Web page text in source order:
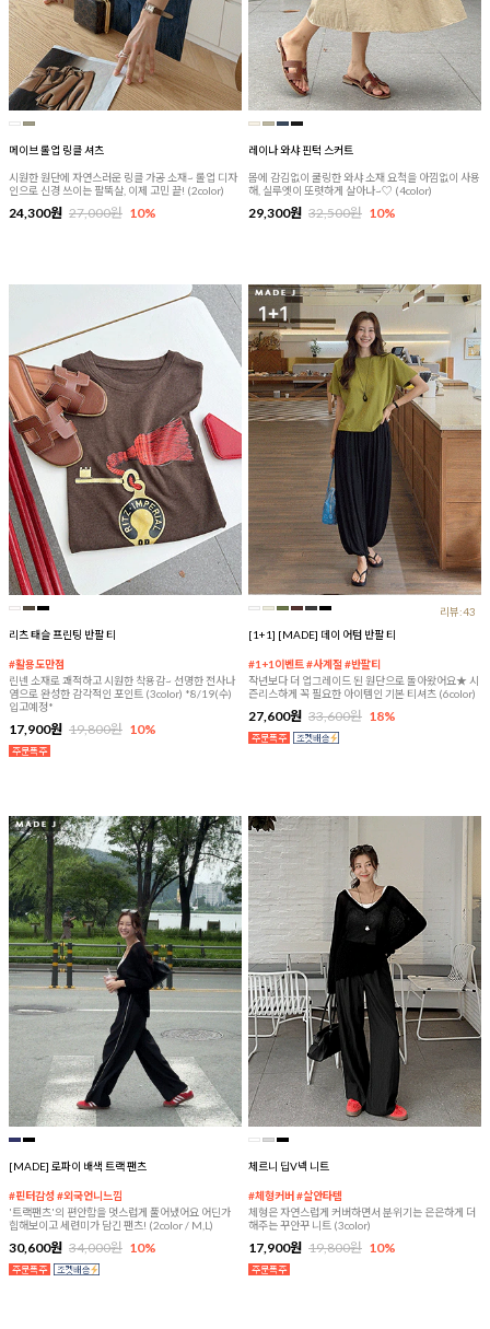
메이브 롤업 링클 셔츠
시원한 원단에 자연스러운 링클 가공 소재~ 롤업 디자
인으로 신경 쓰이는 팔뚝살, 이제 고민 끝! (2color)
24,300원 27,000원 10%
레이나 와샤 핀턱 스커트
몸에 감김없이 쿨링한 와샤 소재 요척을 아낌없이 사용
해, 실루엣이 또렷하게 살아나~♡ (4color)
29,300원 32,500원 10%
리츠 태슬 프린팅 반팔 티
#활용도만점
린넨 소재로 쾌적하고 시원한 착용감~ 선명한 전사나
염으로 완성한 감각적인 포인트 (3color) *8/19(수)
입고예정*
17,900원 19,800원 10%
리뷰:43
[1+1] [MADE] 데이 어텀 반팔 티
#1+1이벤트 #사계절 #반팔티
작년보다 더 업그레이드 된 원단으로 돌아왔어요★ 시
즌리스하게 꼭 필요한 아이템인 기본 티셔츠 (6color)
27,600원 33,600원 18%
[MADE] 로파이 배색 트랙 팬츠
#핀터감성 #외국언니느낌
'트랙팬츠'의 편안함을 멋스럽게 풀어냈어요 어딘가
힙해보이고 세련미가 담긴 팬츠! (2color / M,L)
30,600원 34,000원 10%
체르니 딥V넥 니트
#체형커버 #살안타템
체형은 자연스럽게 커버하면서 분위기는 은은하게 더
해주는 꾸안꾸 니트 (3color)
17,900원 19,800원 10%